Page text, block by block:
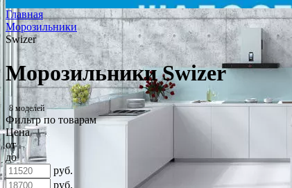
Главная
Морозильники
Swizer
Морозильники Swizer
8 моделей
Фильтр по товарам
Цена
от
до
руб.
руб.